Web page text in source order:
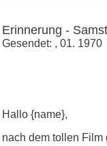
Erinnerung -
Gesendet: , 01. 1970
Hallo {name},
nach dem tollen Film